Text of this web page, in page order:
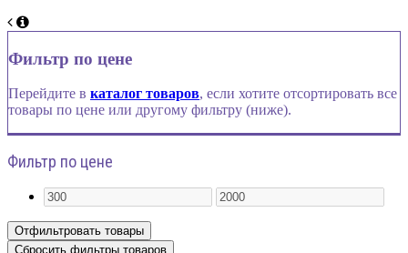
Фильтр по цене
Перейдите в каталог товаров, если хотите отсортировать все
товары по цене или другому фильтру (ниже).
Фильтр по цене